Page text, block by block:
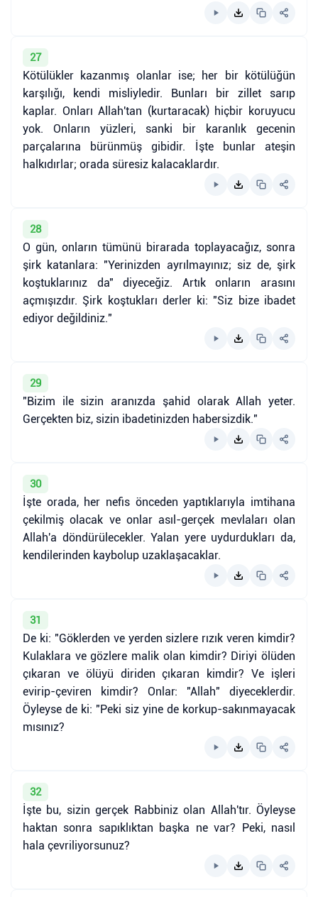
27
Kötülükler kazanmış olanlar ise; her bir kötülüğün
karşılığı, kendi misliyledir. Bunları bir zillet sarıp
kaplar. Onları Allah'tan (kurtaracak) hiçbir koruyucu
yok. Onların yüzleri, sanki bir karanlık gecenin
parçalarına bürünmüş gibidir. İşte bunlar ateşin
halkıdırlar; orada süresiz kalacaklardır.
28
O gün, onların tümünü birarada toplayacağız, sonra
şirk katanlara: "Yerinizden ayrılmayınız; siz de, şirk
koştuklarınız da" diyeceğiz. Artık onların arasını
açmışızdır. Şirk koştukları derler ki: "Siz bize ibadet
ediyor değildiniz."
29
"Bizim ile sizin aranızda şahid olarak Allah yeter.
Gerçekten biz, sizin ibadetinizden habersizdik."
30
İşte orada, her nefis önceden yaptıklarıyla imtihana
çekilmiş olacak ve onlar asıl-gerçek mevlaları olan
Allah'a döndürülecekler. Yalan yere uydurdukları da,
kendilerinden kaybolup uzaklaşacaklar.
31
De ki: "Göklerden ve yerden sizlere rızık veren kimdir?
Kulaklara ve gözlere malik olan kimdir? Diriyi ölüden
çıkaran ve ölüyü diriden çıkaran kimdir? Ve işleri
evirip-çeviren kimdir? Onlar: "Allah" diyeceklerdir.
Öyleyse de ki: "Peki siz yine de korkup-sakınmayacak
mısınız?
32
İşte bu, sizin gerçek Rabbiniz olan Allah'tır. Öyleyse
haktan sonra sapıklıktan başka ne var? Peki, nasıl
hala çevriliyorsunuz?